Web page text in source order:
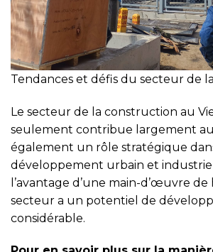
Tendances et défis du secteur de
Le secteur de la construction au
seulement contribue largement au
également un rôle stratégique
développement urbain et
l’avantage d’une main-d’œuvre
secteur a un potentiel de
considérable.